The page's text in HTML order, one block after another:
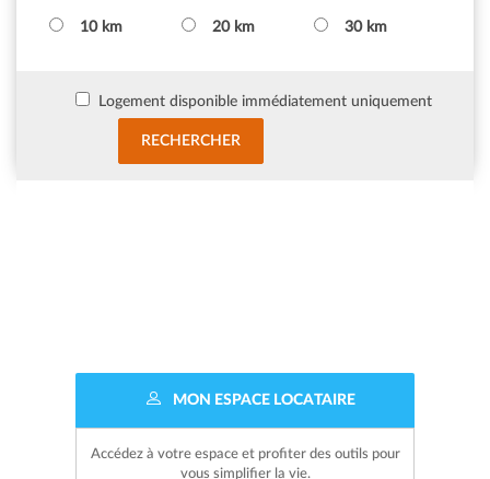
10 km 20 km 30 km
Logement disponible immédiatement uniquement
MON ESPACE LOCATAIRE
Accédez à votre espace et profiter des outils pour
vous simplifier la vie.